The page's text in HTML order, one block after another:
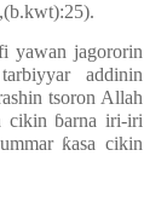
yawan jagororin
addinin
tsoron Allah
cikin ɓarna iri-iri
ƙasa cikin